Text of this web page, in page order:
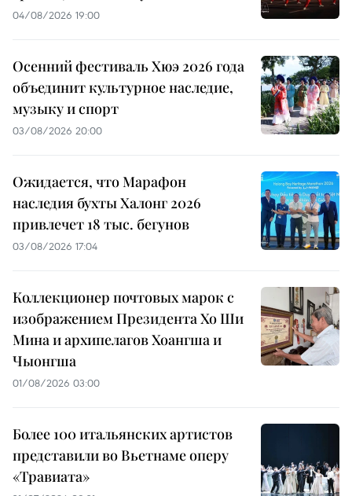
04/08/2026 19:00
Осенний фестиваль Хюэ 2026 года
объединит культурное наследие,
музыку и спорт
03/08/2026 20:00
Ожидается, что Марафон
наследия бухты Халонг 2026
привлечет 18 тыс. бегунов
03/08/2026 17:04
Коллекционер почтовых марок с
изображением Президента Хо Ши
Мина и архипелагов Хоангша и
Чыонгша
01/08/2026 03:00
Более 100 итальянских артистов
представили во Вьетнаме оперу
«Травиата»